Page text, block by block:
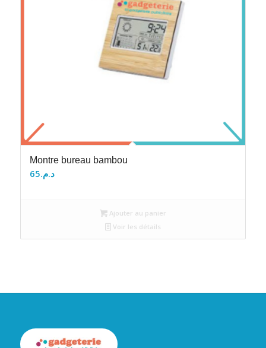
Montre bureau bambou
د.م.65
Ajouter au panier
Voir les détails